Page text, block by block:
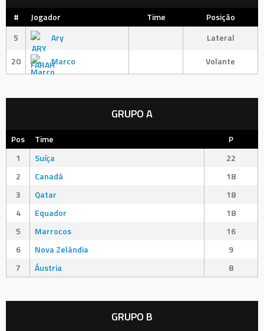
# Jogador Time
Posição
5
Ary
Lateral
20
Marco Volante
GRUPO A
Pos Time
P
1
Suíça
22
2
Canadá
18
3
Qatar
18
4
Equador
18
5
Marrocos
16
6
Nova Zelândia
9
7
Áustria 8
GRUPO B